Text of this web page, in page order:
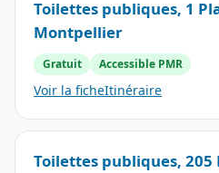
Toilettes publiques, 1
Montpellier
Gratuit Accessible PMR
Voir la ficheItinéraire
Toilettes publiques, 205